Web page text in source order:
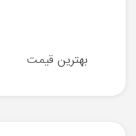
بهترین قیمت